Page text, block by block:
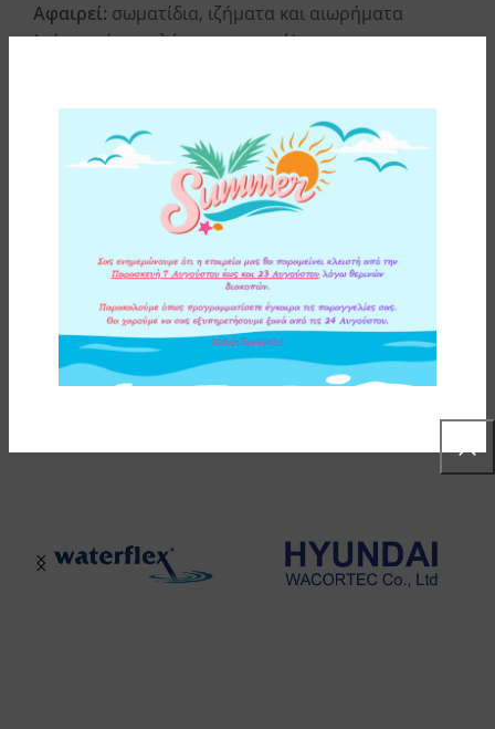
Αφαιρεί: σωματίδια, ιζήματα και αιωρήματα
(χώμα, πέτρες, λάσπη, σκουριά)
ΥΛΙΚΑ ΚΑΤΑΣΚΕΥΗΣ
ΟΔΗΓΙΕΣ ΕΓΚΑΤΑΣΤΑΣΗΣ
ΕΠΙΠΛΕΟΝ ΠΛΗΡΟΦΟΡΙΕΣ